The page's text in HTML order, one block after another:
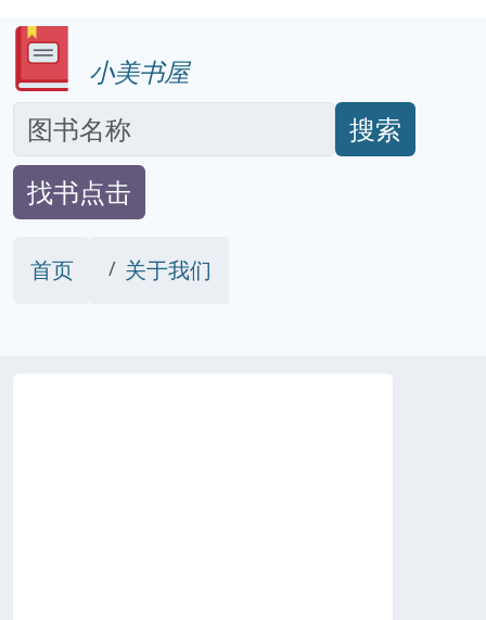
小美书屋
搜索
找书点击
首页 关于我们